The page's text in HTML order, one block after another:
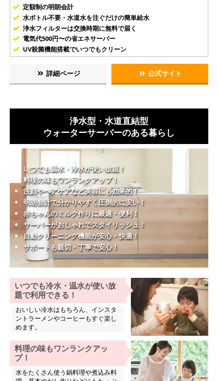
定額制の明朗会計
水ボトル不要・水道水を注ぐだけの簡単給水
浄水フィルターは交換時期に無料で届く
電気代500円〜の省エネサーバー
UV殺菌機能搭載でいつでもクリーン
詳細ページ 公式サイト
浄水型・水道直結型
ウォーターサーバーのある暮らし
いつでも温水・冷水が使い放題！
料理の味もワンランクアップ！
洗顔やヘアケアなど美容にも効果的！
明朗会計で分かりやすく圧倒的に安い！
赤ちゃんのミルク作りに最適・便利！
サーバーがおしゃれでスタイリッシュ！
自動クリーニング機能が安心・快適！
サポートも親切・丁寧で安心！
いつでも冷水・温水が使い放
題で利用できる！
おいしい冷水はもちろん、インスタ
ントラーメンやコーヒーもすぐ楽し
めます。
料理の味もワンランクアッ
プ！
水をたくさん使う鍋料理や煮込み料